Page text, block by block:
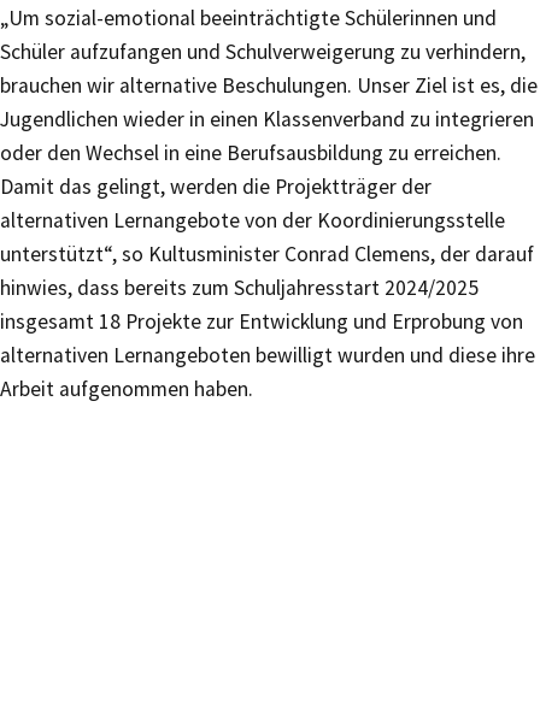
„Um sozial-emotional beeinträchtigte Schülerinnen und
Schüler aufzufangen und Schulverweigerung zu verhindern,
brauchen wir alternative Beschulungen. Unser Ziel ist es, die
Jugendlichen wieder in einen Klassenverband zu integrieren
oder den Wechsel in eine Berufsausbildung zu erreichen.
Damit das gelingt, werden die Projektträger der
alternativen Lernangebote von der Koordinierungsstelle
unterstützt“, so Kultusminister Conrad Clemens, der darauf
hinwies, dass bereits zum Schuljahresstart 2024/2025
insgesamt 18 Projekte zur Entwicklung und Erprobung von
alternativen Lernangeboten bewilligt wurden und diese ihre
Arbeit aufgenommen haben.